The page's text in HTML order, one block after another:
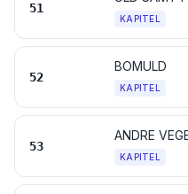
51
KAPITEL
52
BOMULD
KAPITEL
53
KAPITEL